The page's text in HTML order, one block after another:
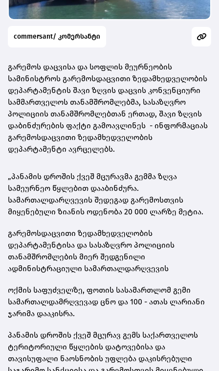
commersant/ კომერსანტი
გარემოს დაცვისა და სოფლის მეურნეობის
სამინისტროს გარემოსდაცვითი ზედამხედველობის
დეპარტამენტის შავი ზღვის დაცვის კონვენციური
სამმართველოს თანამშრომლებმა, სასაზღვრო
პოლიციის თანამშრომლებთან ერთად, შავი ზღვის
დაბინძურების ფაქტი გამოავლინეს - ინფორმაციას
გარემოსდაცვითი ზედამხედველობის
დეპარტამენტი ავრცელებს.
„პანამის დროშის ქვეშ მცურავმა გემმა ზღვა
სამეურნეო წყლებით დააბინძურა.
სამართალდარღვევის შედეგად გარემოსთვის
მიყენებული ზიანის ოდენობა 20 000 ლარზე მეტია.
გარემოსდაცვითი ზედამხედველობის
დეპარტამენტისა და სასაზღვრო პოლიციის
თანამშრომლების მიერ შედგენილი
ადმინისტრაციული სამართალდარღვევის
ოქმის საფუძველზე, ფოთის სასამართლომ გემი
სამართალდამრღვევად ცნო და 100 - ათას ლარიანი
ჯარიმა დააკისრა.
პანამის დროშის ქვეშ მცურავ გემს საქართველოს
ტერიტორიული წყლების დატოვებისა და
თავისუფალი ნაოსნობის უფლება დაკისრებული